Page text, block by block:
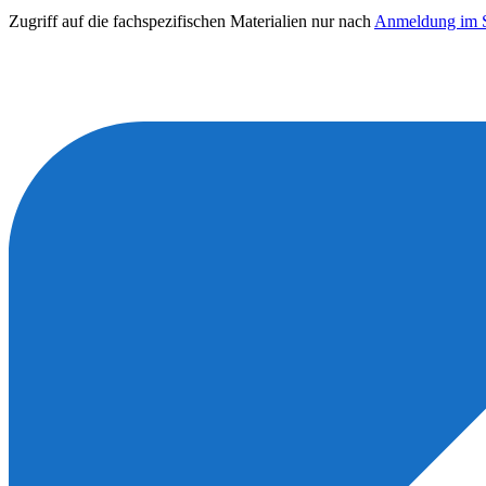
Zugriff auf die fachspezifischen Materialien nur nach Anmeldung im